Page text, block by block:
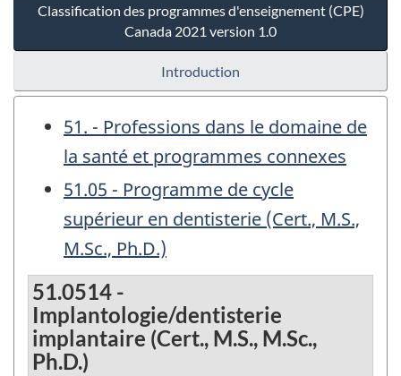
Classification des programmes d'enseignement (CPE)
Canada 2021 version 1.0
Introduction
51. - Professions dans le domaine de
la santé et programmes connexes
51.05 - Programme de cycle
supérieur en dentisterie (Cert., M.S.,
M.Sc., Ph.D.)
51.0514 -
Implantologie/dentisterie
implantaire (Cert., M.S., M.Sc.,
Ph.D.)